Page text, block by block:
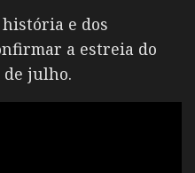
e dos
a estreia do
de julho.